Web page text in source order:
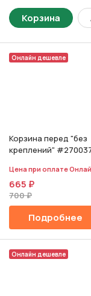
Корзина
Онлайн дешевле
Корзина перед "без
креплений"
Цена при оплате
665 ₽
700 ₽
Подробнее
Онлайн дешевле